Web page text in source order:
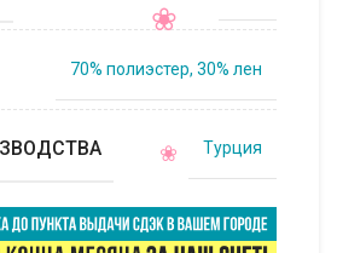
70% полиэстер, 30% лен
Турция